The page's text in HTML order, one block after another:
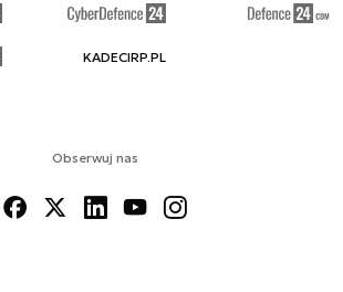
Obserwuj nas
KADECIRP.PL